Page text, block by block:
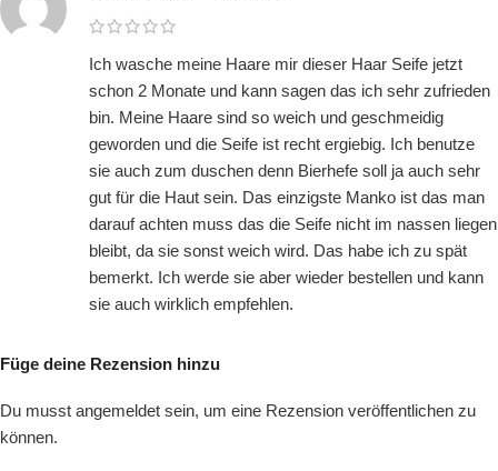
Ich wasche meine Haare mir dieser Haar Seife jetzt
schon 2 Monate und kann sagen das ich sehr zufrieden
bin. Meine Haare sind so weich und geschmeidig
geworden und die Seife ist recht ergiebig. Ich benutze
sie auch zum duschen denn Bierhefe soll ja auch sehr
gut für die Haut sein. Das einzigste Manko ist das man
darauf achten muss das die Seife nicht im nassen liegen
bleibt, da sie sonst weich wird. Das habe ich zu spät
bemerkt. Ich werde sie aber wieder bestellen und kann
sie auch wirklich empfehlen.
Füge deine Rezension hinzu
Du musst angemeldet sein, um eine Rezension veröffentlichen zu
können.